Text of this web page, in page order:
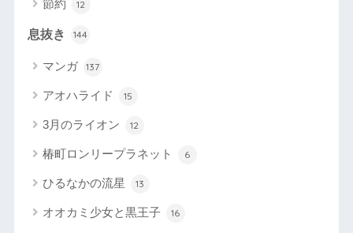
節約 12
息抜き 144
マンガ 137
アオハライド 15
3月のライオン 12
椿町ロンリープラネット 6
ひるなかの流星 13
オオカミ少女と黒王子 16